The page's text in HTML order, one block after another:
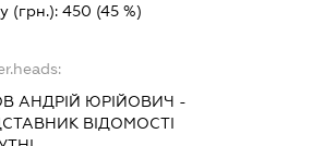
(грн.):450 (45 %)
АНДРІЙ ЮРІЙОВИЧ -
ВІДОМОСТІ